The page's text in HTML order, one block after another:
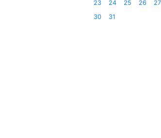
23
24 25 26 27
30
31